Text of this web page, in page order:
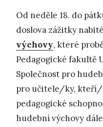
Od neděle 18. do
doslova zážitky nabité
výchovy, které
Pedagogické fakultě
Společnost pro
pro učitele/ky, kteří/
pedagogické
hudební výchovy